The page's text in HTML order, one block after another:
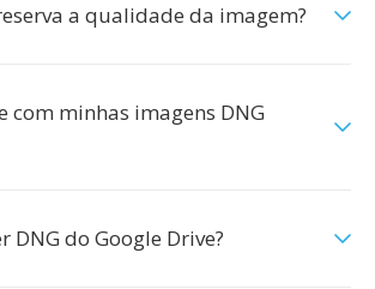
a qualidade da imagem?
com minhas imagens DNG
DNG do Google Drive?